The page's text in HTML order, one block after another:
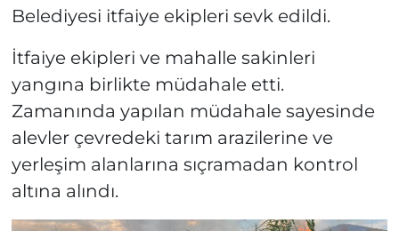
Belediyesi itfaiye ekipleri sevk edildi.
İtfaiye ekipleri ve mahalle sakinleri
yangına birlikte müdahale etti.
Zamanında yapılan müdahale sayesinde
alevler çevredeki tarım arazilerine ve
yerleşim alanlarına sıçramadan kontrol
altına alındı.